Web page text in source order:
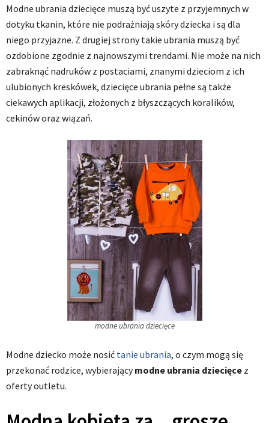
Modne ubrania dziecięce muszą być uszyte z przyjemnych w
dotyku tkanin, które nie podrażniają skóry dziecka i są dla
niego przyjazne. Z drugiej strony takie ubrania muszą być
ozdobione zgodnie z najnowszymi trendami. Nie może na nich
zabraknąć nadruków z postaciami, znanymi dzieciom z ich
ulubionych kreskówek, dziecięce ubrania pełne są także
ciekawych aplikacji, złożonych z błyszczących koralików,
cekinów oraz wiązań.
modne ubrania dziecięce
Modne dziecko może nosić tanie ubrania, o czym mogą się
przekonać rodzice, wybierającymodne ubrania dziecięce z
oferty outletu.